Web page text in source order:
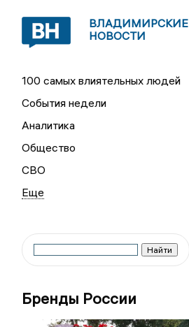
ВЛАДИМИРСКИЕ
НОВОСТИ
100 самых влиятельных людей
События недели
Аналитика
Общество
СВО
Бренды России